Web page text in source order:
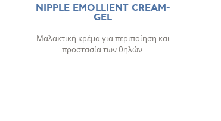
NIPPLE EMOLLIENT CREAM-
GEL
Μαλακτική κρέμα για περιποίηση και
προστασία των θηλών.